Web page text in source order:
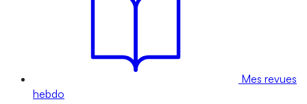
Mes revues
hebdo